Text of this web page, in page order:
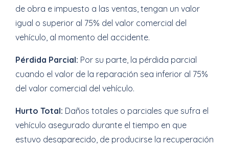
de obra e impuesto a las ventas, tengan un valor
igual o superior al 75% del valor comercial del
vehículo, al momento del accidente.
Pérdida Parcial: Por su parte, la pérdida parcial
cuando el valor de la reparación sea inferior al 75%
del valor comercial del vehículo.
Hurto Total: Daños totales o parciales que sufra el
vehículo asegurado durante el tiempo en que
estuvo desaparecido, de producirse la recuperación